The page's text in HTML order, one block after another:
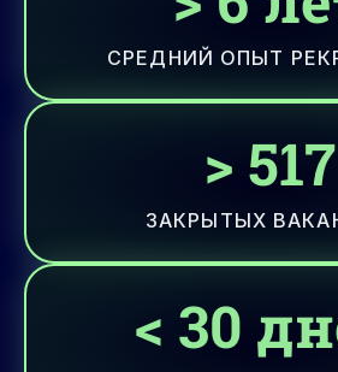
СРЕДНИЙ ОПЫТ
> 600
ЗАКРЫТЫХ
< 30